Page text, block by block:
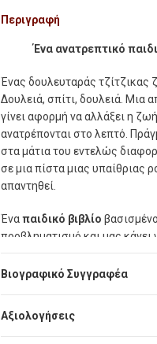
Περιγραφή
Ένα ανατρεπτικό
Ένας δουλευταράς τζίτζικας
Δουλειά, σπίτι, δουλειά. Μια
γίνει αφορμή να αλλάξει η
ανατρέπονται στο λεπτό.
στα μάτια του εντελώς
σε μια πίστα μιας υπαίθριας
απαντηθεί.
Έναπαιδικό βιβλίο
προβληματισμό και μας κάνει
Βιογραφικό Συγγραφέα
Αξιολογήσεις